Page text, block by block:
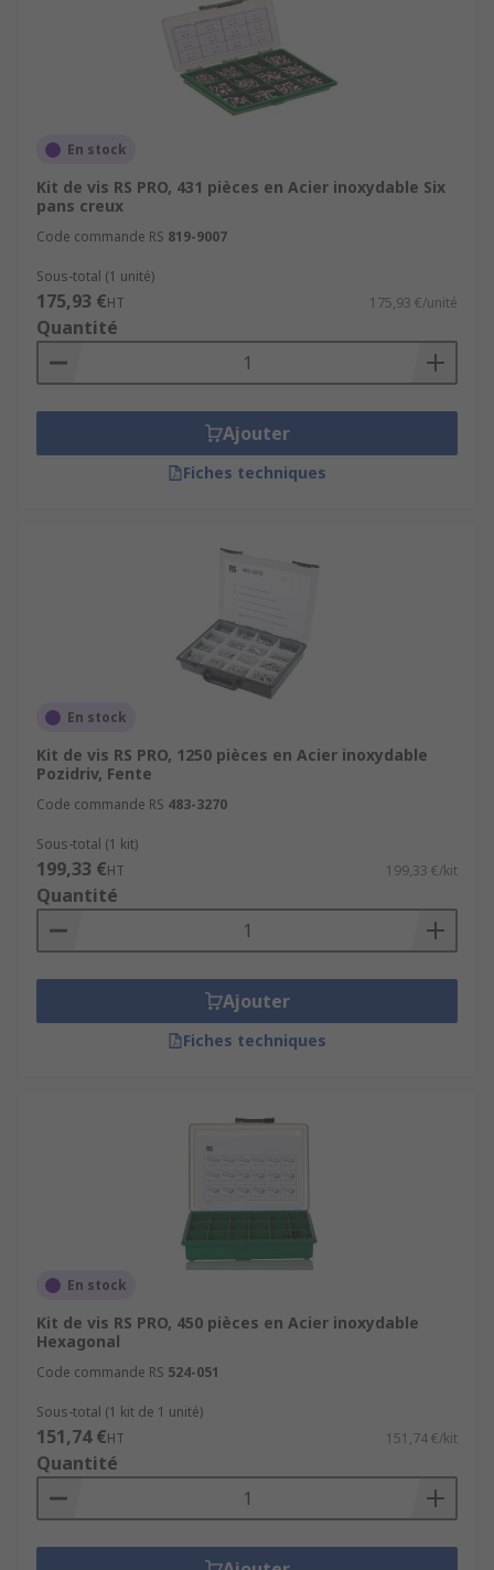
En stock
Kit de vis RS PRO, 431 pièces en Acier inoxydable Six
pans creux
Code commande RS 819-9007
Sous-total (1 unité)
175,93 €HT 175,93 €/unité
Quantité
Ajouter
Fiches techniques
En stock
Kit de vis RS PRO, 1250 pièces en Acier inoxydable
Pozidriv, Fente
Code commande RS 483-3270
Sous-total (1 kit)
199,33 €HT 199,33 €/kit
Quantité
Ajouter
Fiches techniques
En stock
Kit de vis RS PRO, 450 pièces en Acier inoxydable
Hexagonal
Code commande RS 524-051
Sous-total (1 kit de 1 unité)
151,74 €HT 151,74 €/kit
Quantité